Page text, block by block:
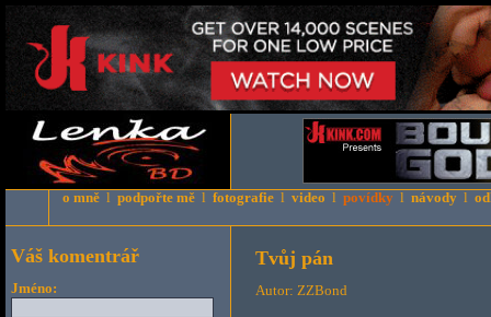
o mně l podpořte mě l fotografie l video l povídky l návody l
Tvůj pán
Autor: ZZBond
Váš komentrář
Jméno: